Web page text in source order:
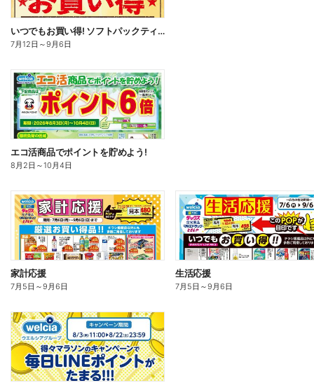
いつでもお買い得! ソフトパックティッシュ
7月12日 ～9月6日
エコ活商品でポイントを貯めよう!
8月2日 ～10月4日
家計応援
7月5日 ～9月6日
生活応援
7月5日 ～9月6日